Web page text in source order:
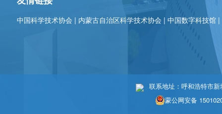
中国科学技术协会 | 内蒙古自治区科学技术协会 |中国数字科技馆 |
联系地址：呼和浩特市
蒙公网安备